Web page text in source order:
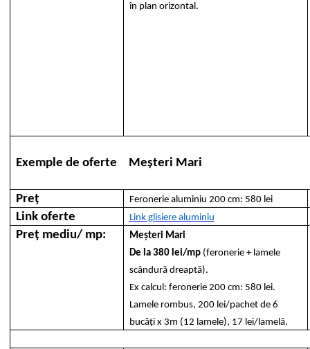
în plan orizontal.
Exemple de oferte Meșteri Mari
Preț Feronerie aluminiu 200 cm: 580 lei
Link oferte Link glisiere aluminiu
Preț mediu/ mp:
Meșteri Mari
De la 380 lei/mp(feronerie + lamele
scândură dreaptă).
Ex calcul: feronerie 200 cm: 580 lei.
Lamele rombus, 200 lei/pachet de 6
bucăți x 3m (12 lamele), 17 lei/lamelă.